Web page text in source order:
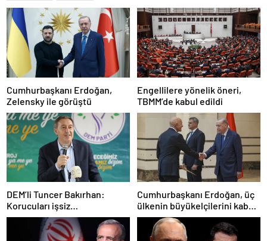
Cumhurbaşkanı Erdoğan,
Zelensky ile görüştü
Engellilere yönelik öneri,
TBMM’de kabul edildi
DEM’li Tuncer Bakırhan:
Korucuları işsiz
bırakmayacağız
Cumhurbaşkanı Erdoğan, üç
ülkenin büyükelçilerini kabul
etti